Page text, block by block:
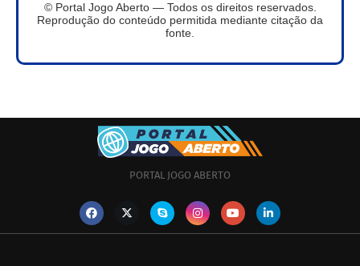
© Portal Jogo Aberto — Todos os direitos reservados.
Reprodução do conteúdo permitida mediante citação da
fonte.
PORTAL JOGO ABERTO